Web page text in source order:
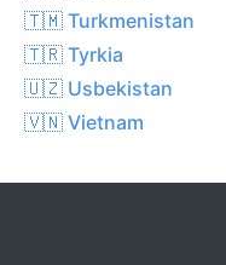
🇹🇲 Turkmenistan
🇹🇷 Tyrkia
🇺🇿 Usbekistan
🇻🇳 Vietnam